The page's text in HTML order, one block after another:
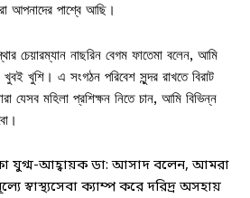
আপনাদের পাশ্বে আছি।
চেয়ারম্যান নাছরিন বেগম ফাতেমা বলেন, আমি
খুশি। এ সংগঠন পরিবেশ সুন্দর রাখতে বিরাট
যেসব মহিলা প্রশিক্ষন নিতে চান, আমি বিভিন্ন
থাকা যুগ্ম-আহ্বায়ক ডা: আসাদ বলেন, আমরা
স্বাস্থ্যসেবা ক্যাম্প করে দরিদ্র অসহায়